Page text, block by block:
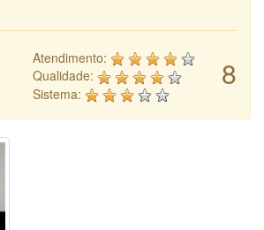
8
Atendimento:
Qualidade:
Sistema: